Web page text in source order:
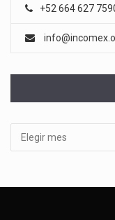
+52 664 627